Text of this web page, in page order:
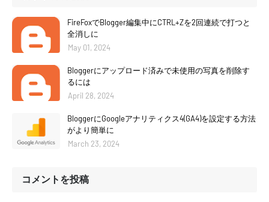
FireFoxでBlogger編集中にCTRL+Zを2回連続で打つと
全消しに
May 01, 2024
Bloggerにアップロード済みで未使用の写真を削除す
るには
April 28, 2024
BloggerにGoogleアナリティクス4(GA4)を設定する方法
がより簡単に
March 23, 2024
コメントを投稿